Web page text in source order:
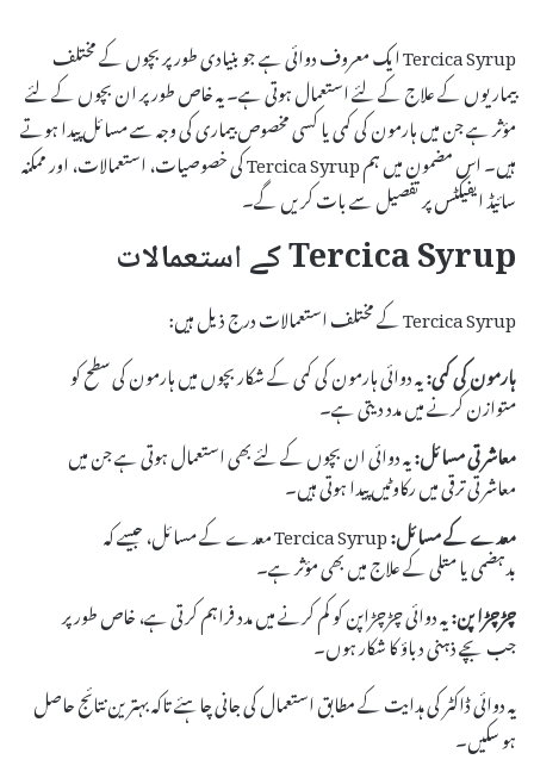
Tercica Syrup ایک معروف دوائی ہے جو بنیادی طور پر بچوں کے مختلف
بیماریوں کے علاج کے لئے استعمال ہوتی ہے۔ یہ خاص طور پر ان بچوں کے لئے
مؤثر ہے جن میں ہارمون کی کمی یا کسی مخصوص بیماری کی وجہ سے مسائل پیدا ہوتے
ہیں۔ اس مضمون میں ہم Tercica Syrup کی خصوصیات، استعمالات، اور ممکنہ
سائیڈ ایفیکٹس پر تفصیل سے بات کریں گے۔
Tercica Syrup کے استعمالات
Tercica Syrup کے مختلف استعمالات درج ذیل ہیں:
ہارمون کی کمی:یہ دوائی ہارمون کی کمی کے شکار بچوں میں ہارمون کی سطح کو
متوازن کرنے میں مدد دیتی ہے۔
معاشرتی مسائل:یہ دوائی ان بچوں کے لئے بھی استعمال ہوتی ہے جن میں
معاشرتی ترقی میں رکاوٹیں پیدا ہوتی ہیں۔
معدے کے مسائل:
Tercica Syrup معدے کے مسائل، جیسے کہ
بدہضمی یا متلی کے علاج میں بھی مؤثر ہے۔
چڑچڑا پن:یہ دوائی چڑچڑاپن کو کم کرنے میں مدد فراہم کرتی ہے، خاص طور پر
جب بچے ذہنی دباؤ کا شکار ہوں۔
یہ دوائی ڈاکٹر کی ہدایت کے مطابق استعمال کی جانی چاہئے تاکہ بہترین نتائج حاصل
ہو سکیں۔